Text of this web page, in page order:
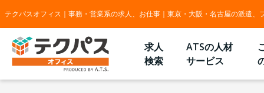
テクパスオフィス｜事務・営業系の求人、お仕事｜東京・大阪・名古屋の派遣、
求人
検索
ATSの人材
サービス